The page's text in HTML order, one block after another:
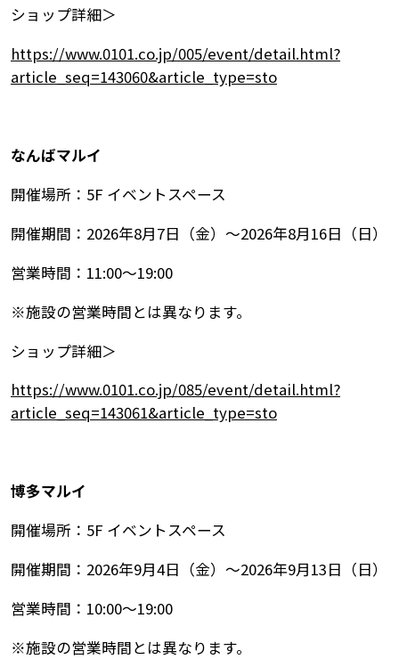
ショップ詳細＞
https://www.0101.co.jp/005/event/detail.html?
article_seq=143060&article_type=sto
なんばマルイ
開催場所：5F イベントスペース
開催期間：2026年8月7日（金）～2026年8月16日（日）
営業時間：11:00～19:00
※施設の営業時間とは異なります。
ショップ詳細＞
https://www.0101.co.jp/085/event/detail.html?
article_seq=143061&article_type=sto
博多マルイ
開催場所：5F イベントスペース
開催期間：2026年9月4日（金）～2026年9月13日（日）
営業時間：10:00～19:00
※施設の営業時間とは異なります。